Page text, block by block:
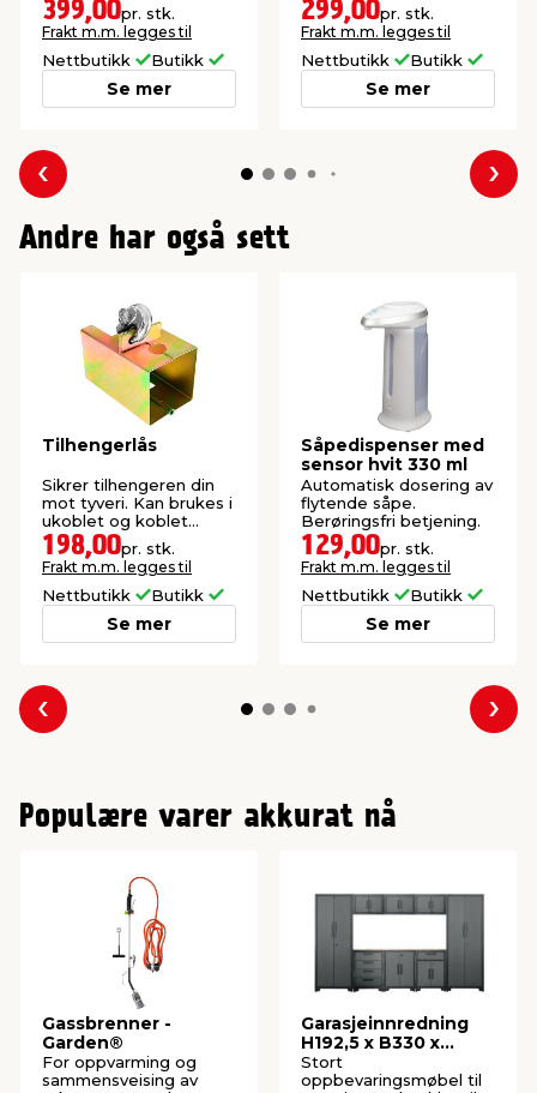
399,00pr. stk.
Frakt m.m. legges til
Nettbutikk Butikk
Se mer
neopren.
299,00pr. stk.
Frakt m.m. legges til
Nettbutikk Butikk
Se mer
Forrige
Andre har også sett
Tilhengerlås
Sikrer tilhengeren din
mot tyveri. Kan brukes i
ukoblet og koblet
tilstand.
198,00pr. stk.
Frakt m.m. legges til
Nettbutikk Butikk
Se mer
Såpedispenser med
sensor hvit 330 ml
Automatisk dosering av
flytende såpe.
Berøringsfri betjening.
129,00pr. stk.
Frakt m.m. legges til
Nettbutikk Butikk
Se mer
Forrige
Populære varer akkurat nå
Gassbrenner -
Garden®
For oppvarming og
sammensveising av
Garasjeinnredning
H192,5 x B330 x
D47,2 cm
Stort
oppbevaringsmøbel til